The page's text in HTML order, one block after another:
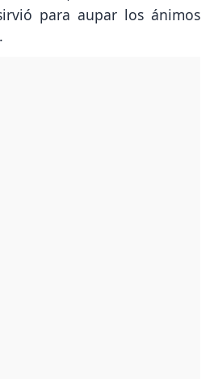
para aupar los ánimos